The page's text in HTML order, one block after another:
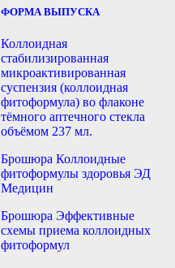
ФОРМА ВЫПУСКА
Коллоидная
стабилизированная
микроактивированная
суспензия (коллоидная
фитоформула) во флаконе
тёмного аптечного стекла
объёмом 237 мл.
Брошюра Коллоидные
фитоформулы здоровья ЭД
Медицин
Брошюра Эффективные
схемы приема коллоидных
фитоформул